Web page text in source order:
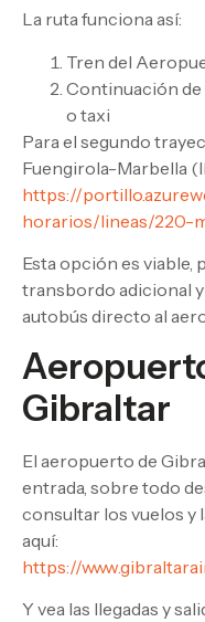
La ruta funciona así:
Tren del
Continuación de
o taxi
Para el segundo
Fuengirola-Marbella
https://
horarios/lineas/220-
Esta opción es viable,
transbordo adicional
autobús directo al
Gibraltar
El aeropuerto de
entrada, sobre todo
consultar los vuelos y
aquí:
https://
Y vea las llegadas y